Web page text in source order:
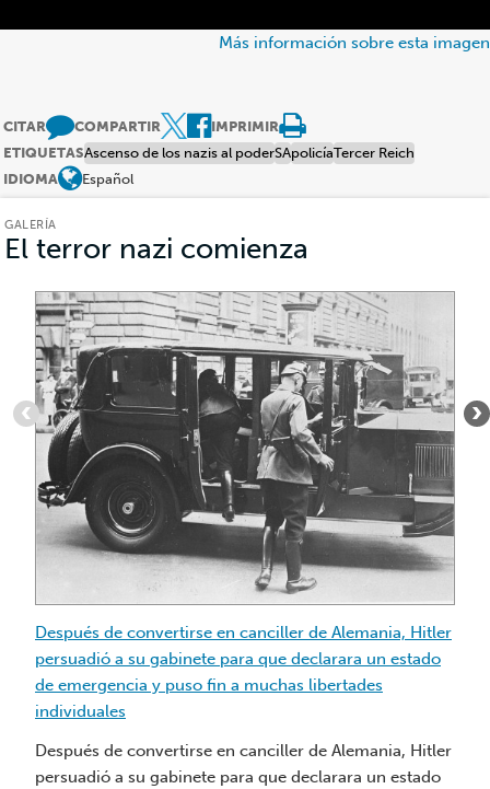
Más información sobre esta imagen
CITAR COMPARTIR
IMPRIMIR
ETIQUETASAscenso de los nazis al poderSApolicíaTercer Reich
IDIOMA
Español
GALERÍA
El terror nazi comienza
Artículo
1
de
6
:
Después
de
convertirse
en
canciller
persuadió
a
su
gabinete
para
que
Después de convertirse en canciller de Alemania, Hitler
persuadió a su gabinete para que declarara un estado
de emergencia y puso fin a muchas libertades
individuales
Después de convertirse en canciller de Alemania, Hitler
persuadió a su gabinete para que declarara un estado